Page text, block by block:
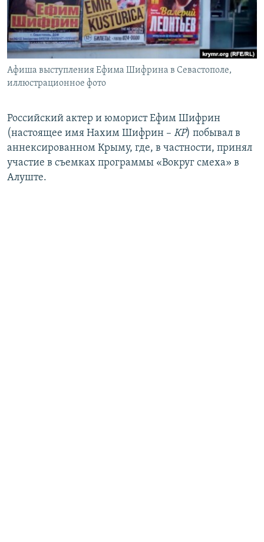
ПОБЕДИТЕЛЕЙ НЕ СУДЯТ?
КРЫМ.НЕПОКОРЕННЫЙ
ELIFBE
УКРАИНСКАЯ ПРОБЛЕМА КРЫМА
ПРИСОЕДИНЯЙТЕСЬ!
Все сайты RFE/RL
Афиша выступления Ефима Шифрина в Севастополе,
иллюстрационное фото
Российский актер и юморист Ефим Шифрин
(настоящее имя Нахим Шифрин – КР) побывал в
аннексированном Крыму, где, в частности, принял
участие в съемках программы «Вокруг смеха» в
Алуште.